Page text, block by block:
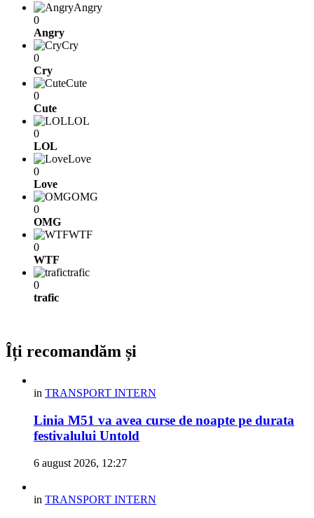
Angry
0
Angry
Cry
0
Cry
Cute
0
Cute
LOL
0
LOL
Love
0
Love
OMG
0
OMG
WTF
0
WTF
trafic
0
trafic
Îți recomandăm și
in TRANSPORT INTERN
Linia M51 va avea curse de noapte pe durata
festivalului Untold
6 august 2026, 12:27
in TRANSPORT INTERN